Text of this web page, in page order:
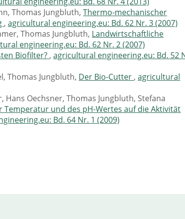
Thomas Jungbluth,Thermo-mechanischer
,agricultural engineering.eu: Bd. 62 Nr. 3 (2007)
Thomas Jungbluth, Landwirtschaftliche
engineering.eu: Bd. 62 Nr. 2 (2007)
Biofilter? ,agricultural engineering.eu: Bd. 52
Thomas Jungbluth, Der Bio-Cutter ,agricultural
Oechsner, Thomas Jungbluth, Stefana
Temperatur und des pH-Wertes auf die Aktivität
Bd. 64 Nr. 1 (2009)